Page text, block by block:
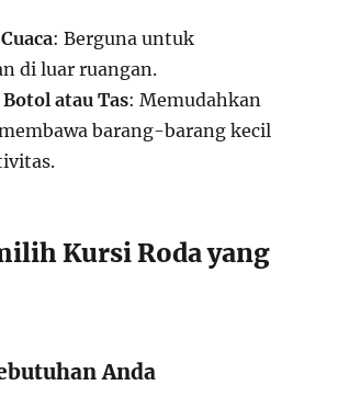
: Berguna untuk
di luar ruangan.
atau Tas: Memudahkan
barang-barang kecil
Kursi Roda yang
Anda